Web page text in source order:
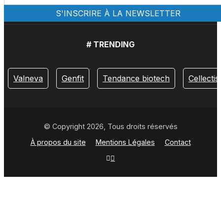
# TRENDING
Valneva Genfit Tendance biotech Cellectis
© Copyright 2026, Tous droits réservés
À propos du site
Mentions Légales Contact